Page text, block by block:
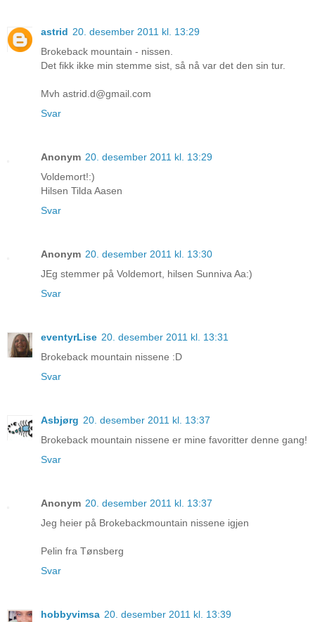
astrid 20. desember 2011 kl. 13:29
Brokeback mountain - nissen.
Det fikk ikke min stemme sist, så nå var det den sin tur.
Mvh astrid.d@gmail.com
Svar
Anonym 20. desember 2011 kl. 13:29
Voldemort!:)
Hilsen Tilda Aasen
Svar
Anonym 20. desember 2011 kl. 13:30
JEg stemmer på Voldemort, hilsen Sunniva Aa:)
Svar
eventyrLise 20. desember 2011 kl. 13:31
Brokeback mountain nissene :D
Svar
Asbjørg 20. desember 2011 kl. 13:37
Brokeback mountain nissene er mine favoritter denne gang!
Svar
Anonym 20. desember 2011 kl. 13:37
Jeg heier på Brokebackmountain nissene igjen
Pelin fra Tønsberg
Svar
hobbyvimsa 20. desember 2011 kl. 13:39